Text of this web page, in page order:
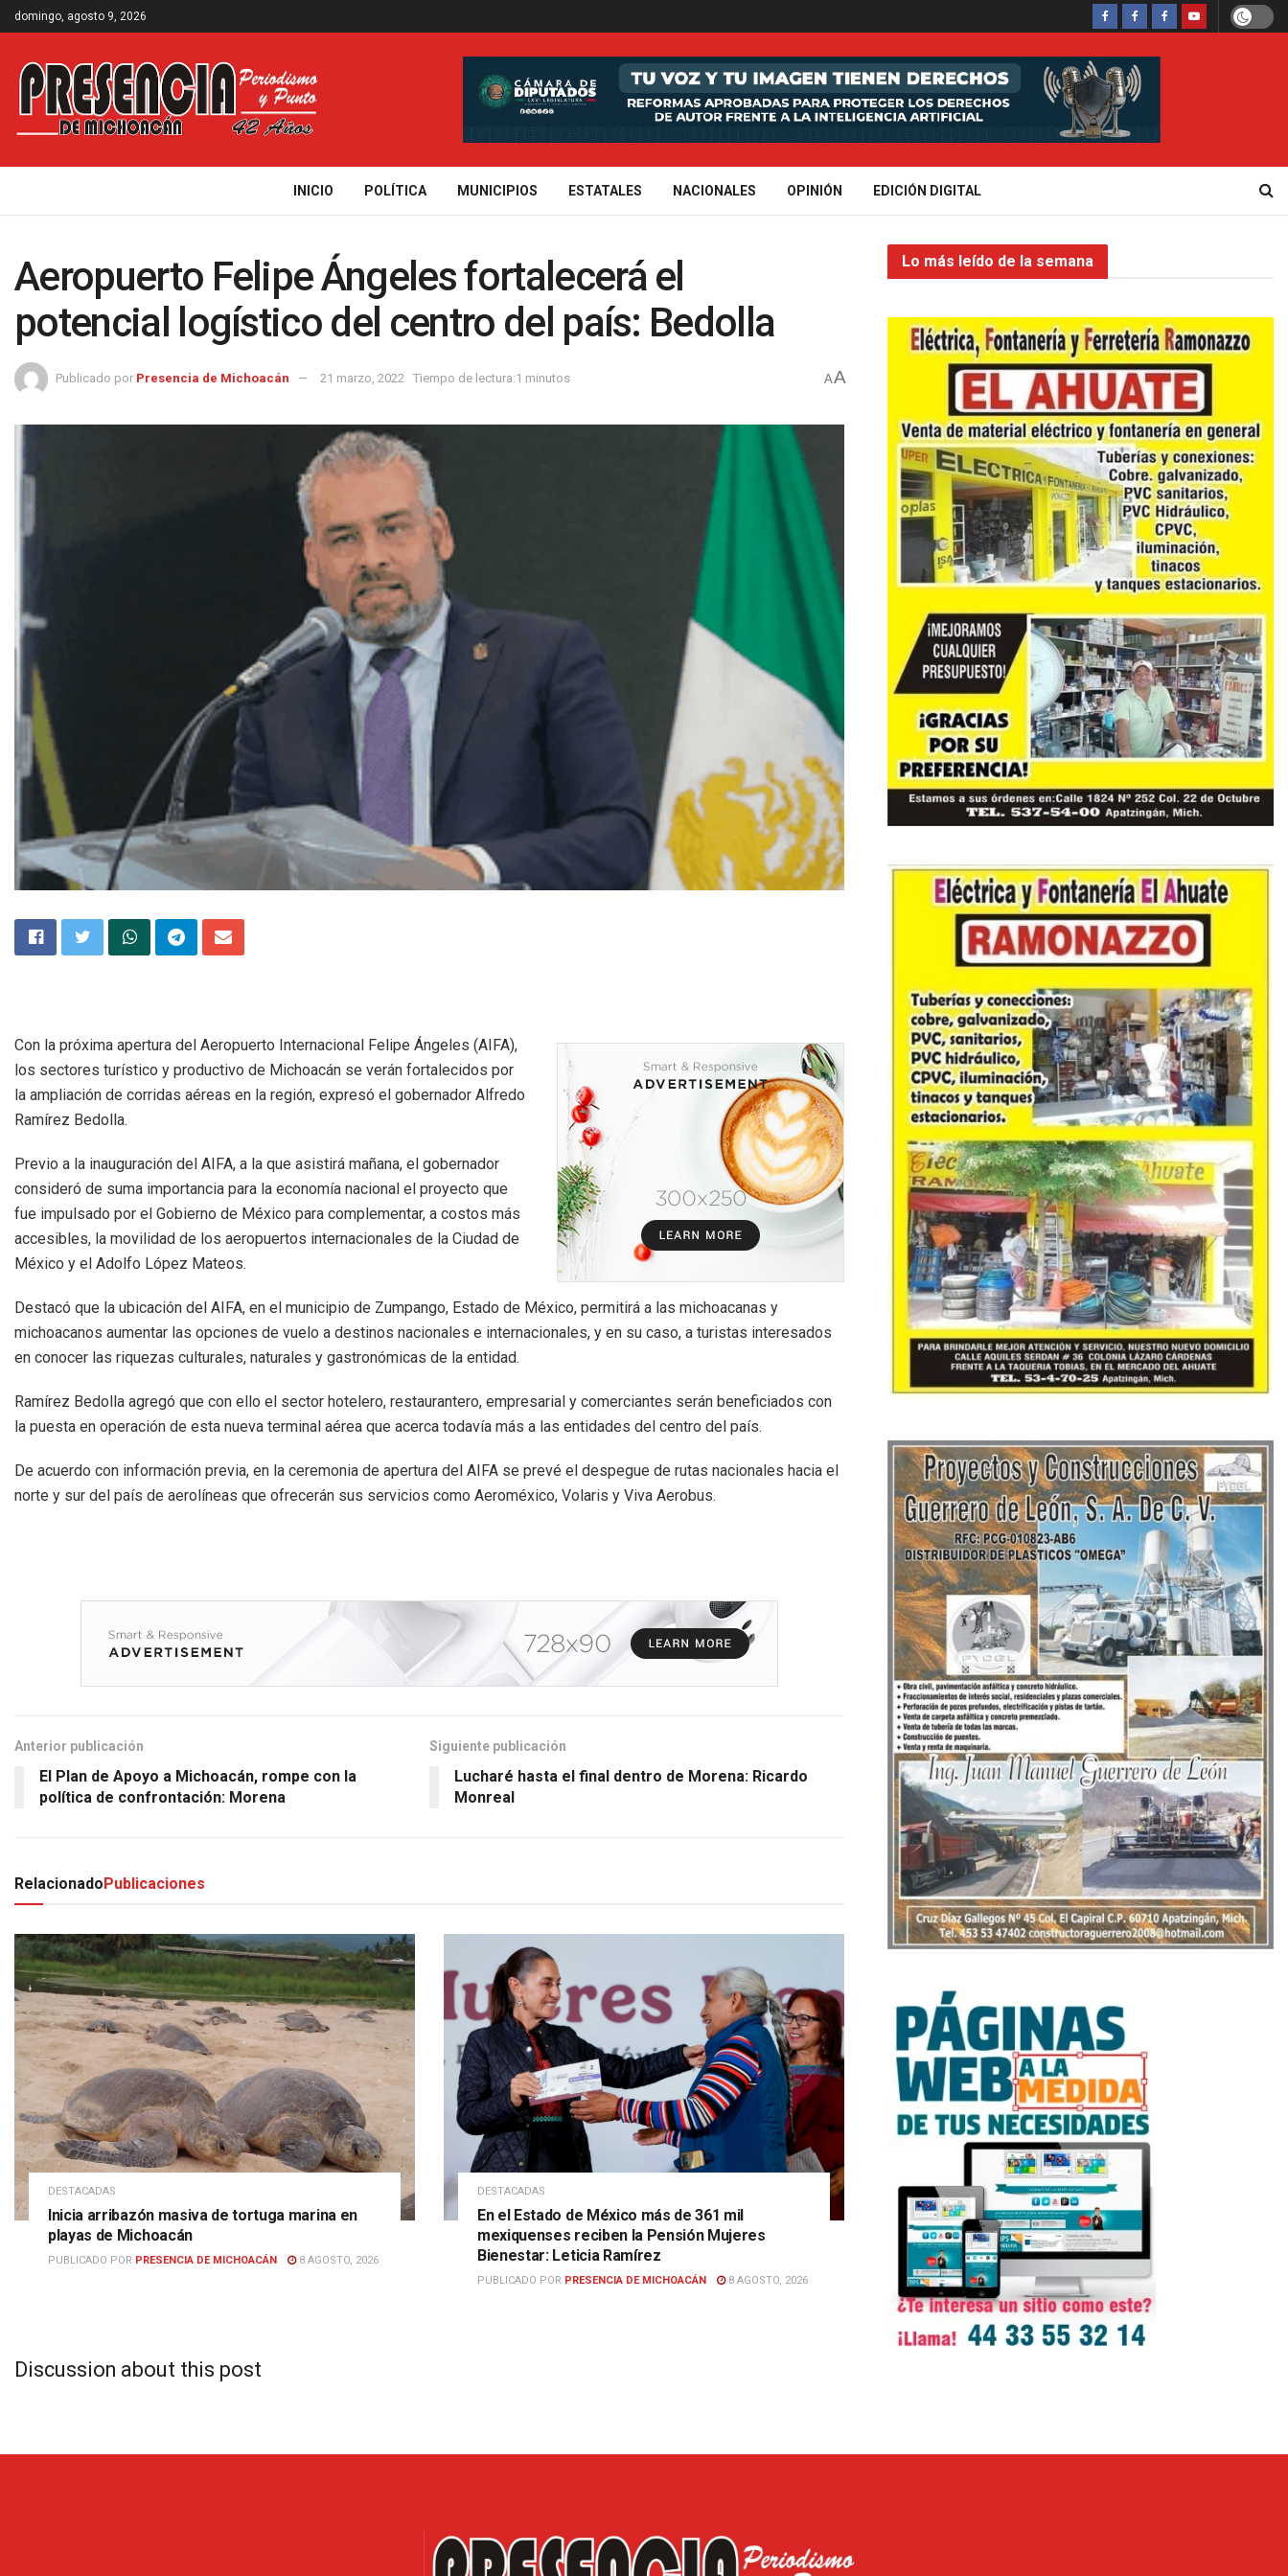
domingo, agosto 9, 2026
INICIO POLÍTICA MUNICIPIOS ESTATALES NACIONALES OPINIÓN EDICIÓN DIGITAL
Aeropuerto Felipe Ángeles fortalecerá el
potencial logístico del centro del país: Bedolla
Publicado por Presencia de Michoacán 21 marzo, 2022 Tiempo de lectura:1 minutos AA
Con la próxima apertura del Aeropuerto Internacional Felipe Ángeles (AIFA),
los sectores turístico y productivo de Michoacán se verán fortalecidos por
la ampliación de corridas aéreas en la región, expresó el gobernador Alfredo
Ramírez Bedolla.
Previo a la inauguración del AIFA, a la que asistirá mañana, el gobernador
consideró de suma importancia para la economía nacional el proyecto que
fue impulsado por el Gobierno de México para complementar, a costos más
accesibles, la movilidad de los aeropuertos internacionales de la Ciudad de
México y el Adolfo López Mateos.
Destacó que la ubicación del AIFA, en el municipio de Zumpango, Estado de México, permitirá a las michoacanas y
michoacanos aumentar las opciones de vuelo a destinos nacionales e internacionales, y en su caso, a turistas interesados
en conocer las riquezas culturales, naturales y gastronómicas de la entidad.
Ramírez Bedolla agregó que con ello el sector hotelero, restaurantero, empresarial y comerciantes serán beneficiados con
la puesta en operación de esta nueva terminal aérea que acerca todavía más a las entidades del centro del país.
De acuerdo con información previa, en la ceremonia de apertura del AIFA se prevé el despegue de rutas nacionales hacia el
norte y sur del país de aerolíneas que ofrecerán sus servicios como Aeroméxico, Volaris y Viva Aerobus.
Anterior publicación
El Plan de Apoyo a Michoacán, rompe con la
política de confrontación: Morena
Siguiente publicación
Lucharé hasta el final dentro de Morena: Ricardo
Monreal
Relacionado Publicaciones
DESTACADAS
Inicia arribazón masiva de tortuga marina en
playas de Michoacán
PUBLICADO POR PRESENCIA DE MICHOACÁN 8 AGOSTO, 2026
DESTACADAS
En el Estado de México más de 361 mil
mexiquenses reciben la Pensión Mujeres
Bienestar: Leticia Ramírez
PUBLICADO POR PRESENCIA DE MICHOACÁN 8 AGOSTO, 2026
Discussion about this post
Lo más leído de la semana